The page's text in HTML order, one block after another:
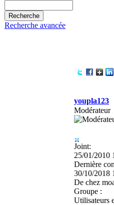
Recherche avancée
youpla123
Modérateur
Joint:
25/01/2010
Dernière
30/10/2018
De chez
Groupe :
Utilisateurs